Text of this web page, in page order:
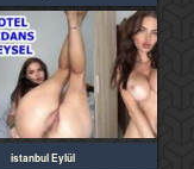
istanbul Eylül